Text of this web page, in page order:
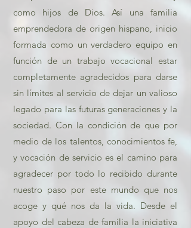
como hijos de Dios. Así una familia
emprendedora de origen hispano, inicio
formada como un verdadero equipo en
función de un trabajo vocacional estar
completamente agradecidos para darse
sin límites al servicio de dejar un valioso
legado para las futuras generaciones y la
sociedad. Con la condición de que por
medio de los talentos, conocimientos fe,
y vocación de servicio es el camino para
agradecer por todo lo recibido durante
nuestro paso por este mundo que nos
acoge y qué nos da la vida. Desde el
apoyo del cabeza de familia la iniciativa